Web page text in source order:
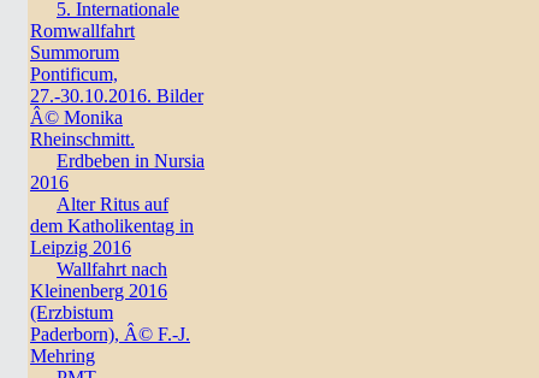
5. Internationale
Romwallfahrt
Summorum
Pontificum,
27.-30.10.2016. Bilder
Â© Monika
Rheinschmitt.
Erdbeben in Nursia
2016
Alter Ritus auf
dem Katholikentag in
Leipzig 2016
Wallfahrt nach
Kleinenberg 2016
(Erzbistum
Paderborn), Â© F.-J.
Mehring